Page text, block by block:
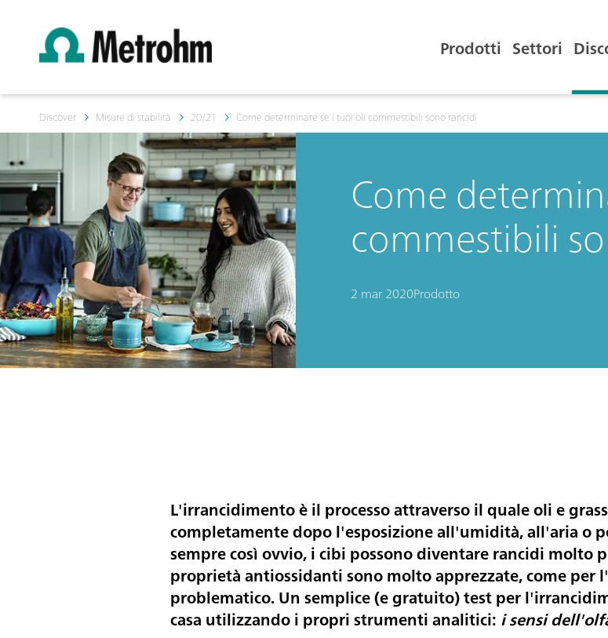
Prodotti Settori
Discover Misure di stabilità 20/21 Come determinare se i tuoi oli commestibili sono rancidi
Come
commestibili
2 mar 2020Prodotto
L'irrancidimento è il processo attraverso il quale oli e
completamente dopo l'esposizione all'umidità, all'aria o
sempre così ovvio, i cibi possono diventare rancidi molto
proprietà antiossidanti sono molto apprezzate, come
problematico. Un semplice (e gratuito) test per
casa utilizzando i propri strumenti analitici: i sensi